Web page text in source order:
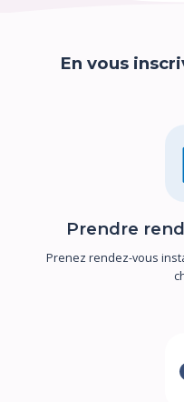
En vous
Prendre
Prenez rendez-vous